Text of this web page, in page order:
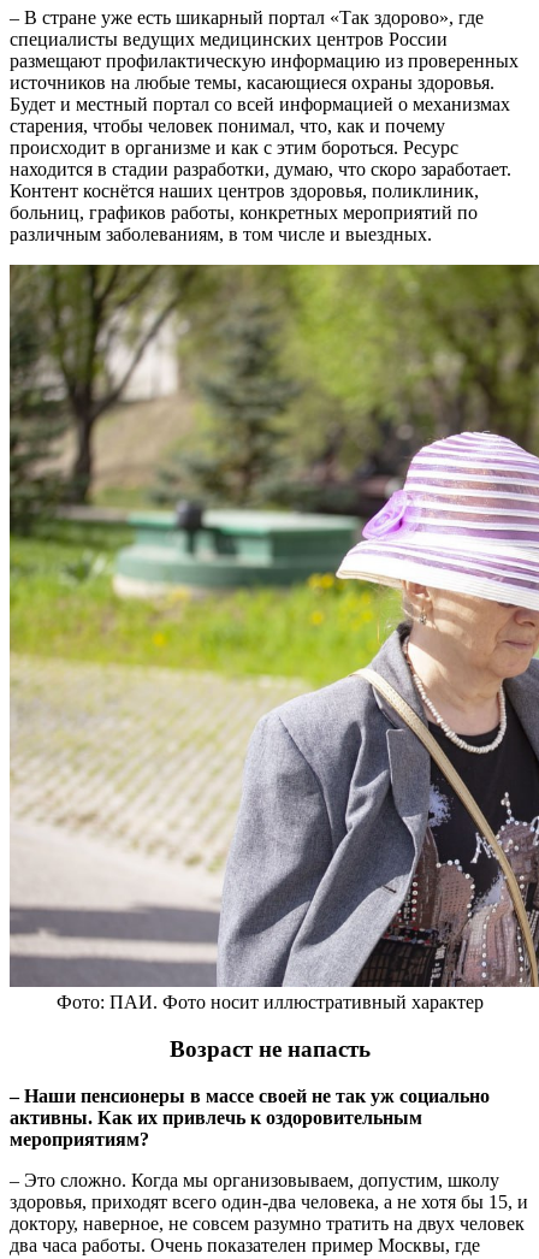
– В стране уже есть шикарный портал «Так здорово», где
специалисты ведущих медицинских центров России
размещают профилактическую информацию из проверенных
источников на любые темы, касающиеся охраны здоровья.
Будет и местный портал со всей информацией о механизмах
старения, чтобы человек понимал, что, как и почему
происходит в организме и как с этим бороться. Ресурс
находится в стадии разработки, думаю, что скоро заработает.
Контент коснётся наших центров здоровья, поликлиник,
больниц, графиков работы, конкретных мероприятий по
различным заболеваниям, в том числе и выездных.
Фото: ПАИ. Фото носит иллюстративный характер
Возраст не напасть
– Наши пенсионеры в массе своей не так уж социально
активны. Как их привлечь к оздоровительным
мероприятиям?
– Это сложно. Когда мы организовываем, допустим, школу
здоровья, приходят всего один-два человека, а не хотя бы 15, и
доктору, наверное, не совсем разумно тратить на двух человек
два часа работы. Очень показателен пример Москвы, где